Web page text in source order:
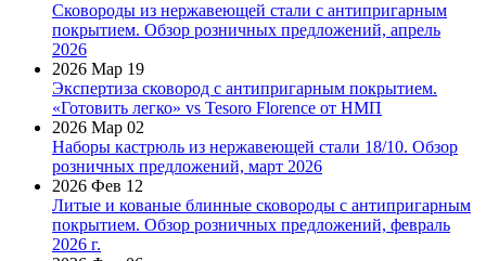
Сковороды из нержавеющей стали с антипригарным
покрытием. Обзор розничных предложений, апрель
2026
2026 Мар 19
Экспертиза сковород с антипригарным покрытием.
«Готовить легко» vs Tesoro Florence от НМП
2026 Мар 02
Наборы кастрюль из нержавеющей стали 18/10. Обзор
розничных предложений, март 2026
2026 Фев 12
Литые и кованые блинные сковороды с антипригарным
покрытием. Обзор розничных предложений, февраль
2026 г.